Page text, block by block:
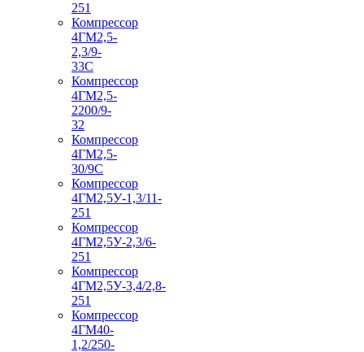
251
Компрессор
4ГМ2,5-
2,3/9-
33С
Компрессор
4ГМ2,5-
2200/9-
32
Компрессор
4ГМ2,5-
30/9С
Компрессор
4ГМ2,5У-1,3/11-
251
Компрессор
4ГМ2,5У-2,3/6-
251
Компрессор
4ГМ2,5У-3,4/2,8-
251
Компрессор
4ГМ40-
1,2/250-